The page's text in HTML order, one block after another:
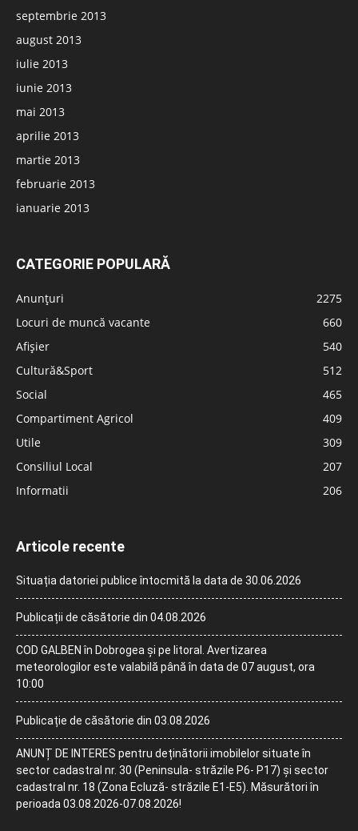
septembrie 2013
august 2013
iulie 2013
iunie 2013
mai 2013
aprilie 2013
martie 2013
februarie 2013
ianuarie 2013
CATEGORIE POPULARĂ
Anunțuri
2275
Locuri de muncă vacante
660
Afișier
540
Cultură&Sport
512
Social
465
Compartiment Agricol
409
Utile
309
Consiliul Local
207
Informatii
206
Articole recente
Situația datoriei publice întocmită la data de 30.06.2026
Publicații de căsătorie din 04.08.2026
COD GALBEN în Dobrogea și pe litoral. Avertizarea
meteorologilor este valabilă până în data de 07 august, ora
10:00
Publicație de căsătorie din 03.08.2026
ANUNȚ DE INTERES pentru deținătorii imobilelor situate în
sector cadastral nr. 30 (Peninsula- străzile P6- P17) și sector
cadastral nr. 18 (Zona Ecluză- străzile E1-E5). Măsurători în
perioada 03.08.2026-07.08.2026!